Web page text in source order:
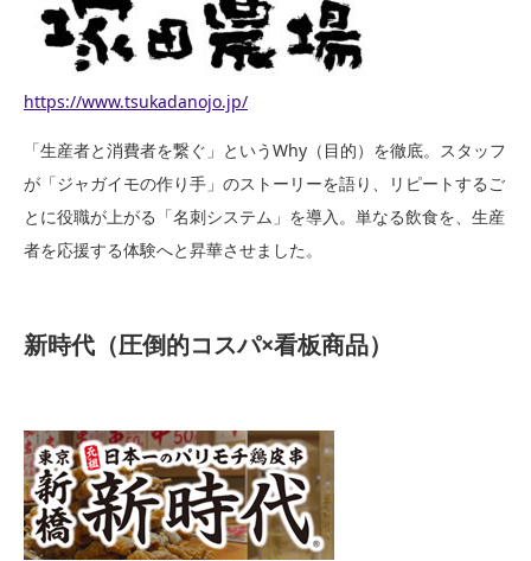
https://www.tsukadanojo.jp/
「生産者と消費者を繋ぐ」というWhy（目的）を徹底。スタッフ
が「ジャガイモの作り手」のストーリーを語り、リピートするご
とに役職が上がる「名刺システム」を導入。単なる飲食を、生産
者を応援する体験へと昇華させました。
新時代（圧倒的コスパ×看板商品）